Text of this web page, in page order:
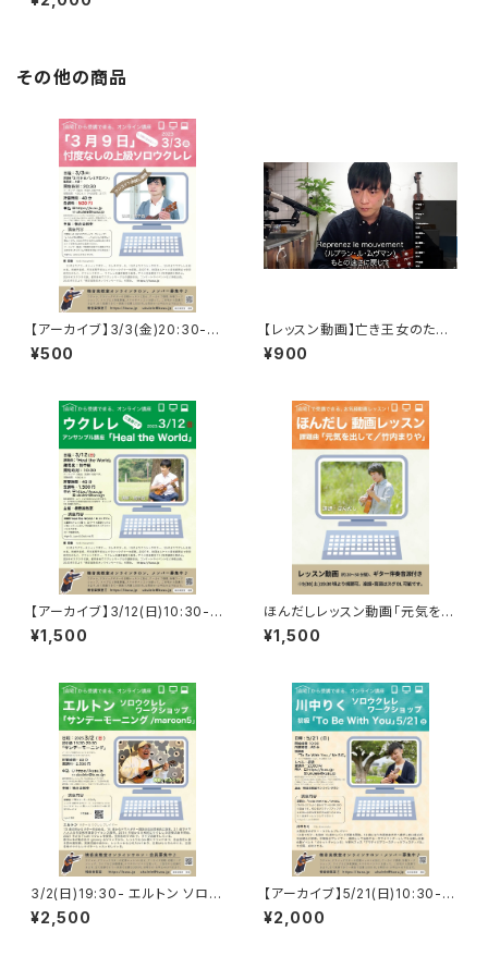
e Moon」
その他の商品
【アーカイブ】3/3(金)20:30-
楠幸樹ソロウクレレWS「3月9
日」上級
¥500
【レッスン動画】亡き王女のため
のパヴァーヌ／ラヴェル
¥900
【アーカイブ】3/12(日)10:30-
楠幸樹ウクレレアンサンブル講
座「Heal the World」（三重奏）
¥1,500
ほんだしレッスン動画「元気を出
して」楽譜・伴奏音源付き
¥1,500
3/2(日)19:30- エルトン ソロウ
クレレWS「サンデーモーニン
グ」
¥2,500
【アーカイブ】5/21(日)10:30-
川中りく ソロウクレレWS・初級
「To Be With You」
¥2,000